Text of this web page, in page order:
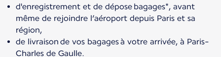
d'enregistrement et de dépose bagages*, avant
même de rejoindre l’aéroport depuis Paris et sa
région,
de livraison de vos bagages à votre arrivée, à Paris-
Charles de Gaulle.